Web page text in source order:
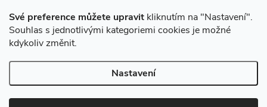
Své preference můžete upravit kliknutím na "Nastavení".
Souhlas s jednotlivými kategoriemi cookies je možné
kdykoliv změnit.
Nastavení
Způsoby dopravy
Copyright 2026VSK Profily. Všechna práva vyhrazena.